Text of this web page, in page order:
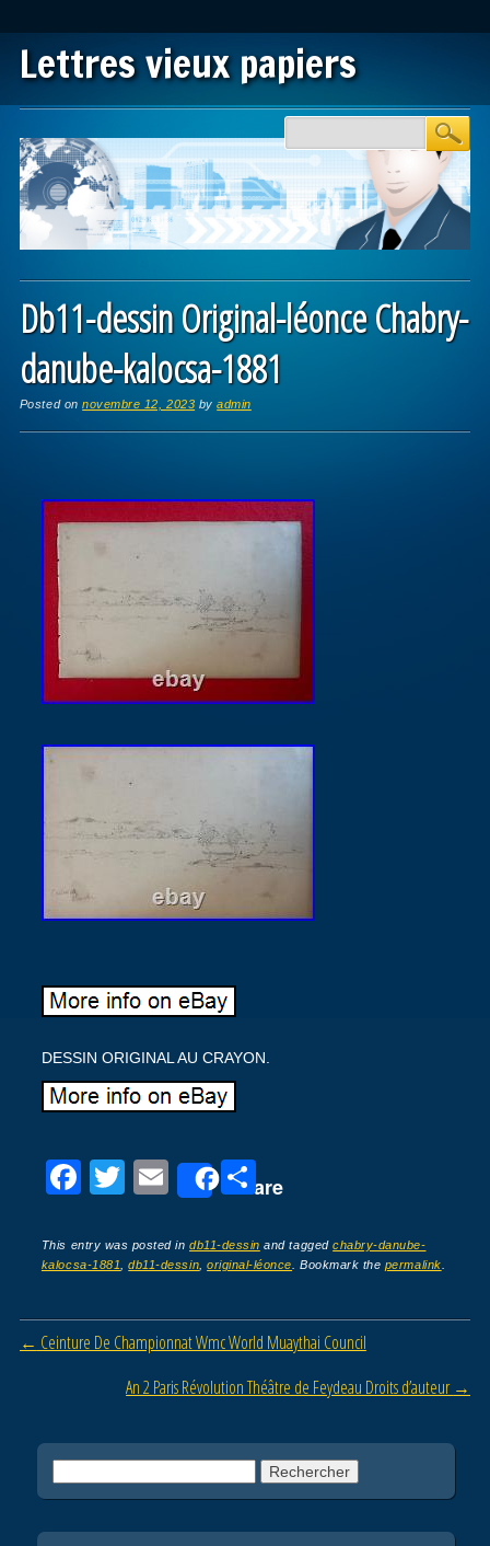
Lettres vieux papiers
Main menu
Db11-dessin Original-léonce Chabry-
danube-kalocsa-1881
Posted onnovembre 12, 2023 byadmin
DESSIN ORIGINAL AU CRAYON.
F
c
e
b
o
T
tt
er
E
ail
Share
P
ta
g
er
This entry was posted indb11-dessin and taggedchabry-danube-
kalocsa-1881
,db11-dessin ,original-léonce . Bookmark the permalink
Post navigation
← Ceinture De Championnat Wmc World Muaythai Council
An 2 Paris Révolution Théâtre de Feydeau Droits d’auteur →